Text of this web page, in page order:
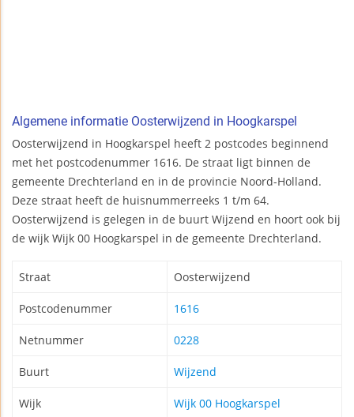
Algemene informatie Oosterwijzend in Hoogkarspel
Oosterwijzend in Hoogkarspel heeft 2 postcodes beginnend
met het postcodenummer 1616. De straat ligt binnen de
gemeente Drechterland en in de provincie Noord-Holland.
Deze straat heeft de huisnummerreeks 1 t/m 64.
Oosterwijzend is gelegen in de buurt Wijzend en hoort ook bij
de wijk Wijk 00 Hoogkarspel in de gemeente Drechterland.
Straat Oosterwijzend
Postcodenummer 1616
Netnummer 0228
Buurt Wijzend
Wijk Wijk 00 Hoogkarspel